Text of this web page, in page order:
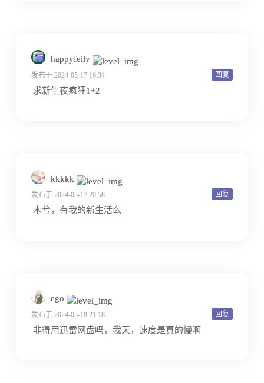
happyfeilv
回复
发布于 2024-05-17 16:34
求新生夜疯狂1+2
kkkkk
回复
发布于 2024-05-17 20:58
木兮，有我的新生活么
ego
回复
发布于 2024-05-18 21:18
非得用迅雷网盘吗，我天，速度是真的慢啊